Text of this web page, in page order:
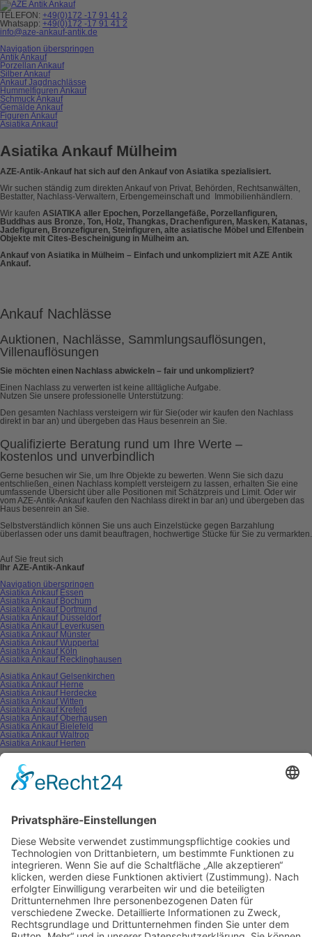
TELEFON: +49(0)172 -17 91 41 2
Whatsapp: +49(0)172 -17 91 41 2
info@aze-ankauf-antik.de
Navigation überspringen
Antik Ankauf
Porzellan Ankauf
Silber Ankauf
Ankauf Jagdnachlässe
Hummelfiguren Ankauf
Schmuck Ankauf
Gemälde Ankauf
Figuren Ankauf
Asiatika Ankauf
Asiatika Ankauf Mülheim
AZE-Antik-Ankauf hat sich auf den Ankauf von Asiatika spezialisiert.
Wir suchen ständig zum direkten Ankauf von Privat, Behörden, Rechtsanwälten,
Bestatter, Nachlass-Verwaltern, Erbengemeinschaft und Immobilienhändlern.
Wir kaufen ASIATIKA aller Epochen, Porzellangefäße, Porzellanfiguren,
Buddhas aus Bronze, Ton, Holz, Thangkas, Drachenfiguren, Masken, Katanas,
Jadefiguren, Bronzefiguren, Steinfiguren, alte asiatische Möbel und Elfenbein
Objekte mit Cites-Bescheinigung in Mülheim an.
Ankauf von Asiatika in Mülheim – Einfach und unkompliziert mit AZE Antik
Ankauf.
Ankauf Nachlässe
Auktionen, Nachlässe, Sammlungsauflösungen,
Villenauflösungen
Sie möchten einen Nachlass abwickeln – fair und unkompliziert?
Einen Nachlass zu verwerten ist keine alltägliche Aufgabe.
Nutzen Sie unsere professionelle Unterstützung:
Den gesamten Nachlass versteigern wir für Sie(oder wir kaufen den Nachlass
direkt in bar an) und übergeben das Haus besenrein an Sie.
Qualifizierte Beratung rund um Ihre Werte –
kostenlos und unverbindlich
Gerne besuchen wir Sie, um Ihre Objekte zu bewerten. Wenn Sie sich dazu
entschließen, einen Nachlass komplett versteigern zu lassen, erhalten Sie eine
umfassende Übersicht über alle Positionen mit Schätzpreis und Limit. Oder wir
vom AZE-Antik-Ankauf kaufen den Nachlass direkt in bar an) und übergeben das
Haus besenrein an Sie.
Selbstverständlich können Sie uns auch Einzelstücke gegen Barzahlung
überlassen oder uns damit beauftragen, hochwertige Stücke für Sie zu vermarkten.
Auf Sie freut sich
Ihr AZE-Antik-Ankauf
Navigation überspringen
Asiatika Ankauf Essen
Asiatika Ankauf Bochum
Asiatika Ankauf Dortmund
Asiatika Ankauf Düsseldorf
Asiatika Ankauf Leverkusen
Asiatika Ankauf Münster
Asiatika Ankauf Wuppertal
Asiatika Ankauf Köln
Asiatika Ankauf Recklinghausen
Asiatika Ankauf Gelsenkirchen
Asiatika Ankauf Herne
Asiatika Ankauf Herdecke
Asiatika Ankauf Witten
Asiatika Ankauf Krefeld
Asiatika Ankauf Oberhausen
Asiatika Ankauf Bielefeld
Asiatika Ankauf Waltrop
Asiatika Ankauf Herten
Asiatika Ankauf Hamm
Asiatika Ankauf Unna
Asiatika Ankauf Mülheim
Asiatika Ankauf Hagen
Asiatika Ankauf Moers
Asiatika Ankauf Gladbeck
Ankaufformular
PflichtfeldIhr Name*
PflichtfeldIhre Telefonnummer
Pflichtfeld Ihre E-Mailadresse